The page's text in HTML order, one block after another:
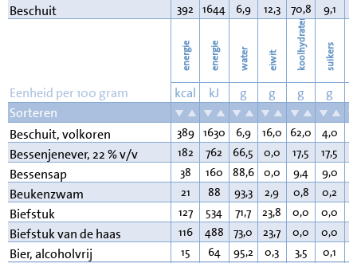
Beschuit 392 1644 6,9 12,3 70,8 9,1
energie energie water eiwit koolhydraten suikers
Eenheid per 100 gram kcal kJ g g g g
Sorteren
Beschuit, volkoren
389 1630 6,9 16,0 62,0 4,0
Bessenjenever, 22 % v/v 182 762 66,5 0,0 17,5 17,5
Bessensap 38 160 88,6 0,0 9,4 9,0
Beukenzwam 21 88 93,3 2,9 0,8 0,2
Biefstuk 127 534 71,7 23,8 0,0 0,0
Biefstuk van de haas 116 488 73,0 23,7 0,0 0,0
Bier, alcoholvrij 15 64 95,2 0,3 3,5 0,1